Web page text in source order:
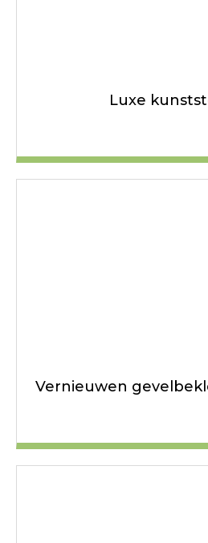
Luxe
Vernieuwen